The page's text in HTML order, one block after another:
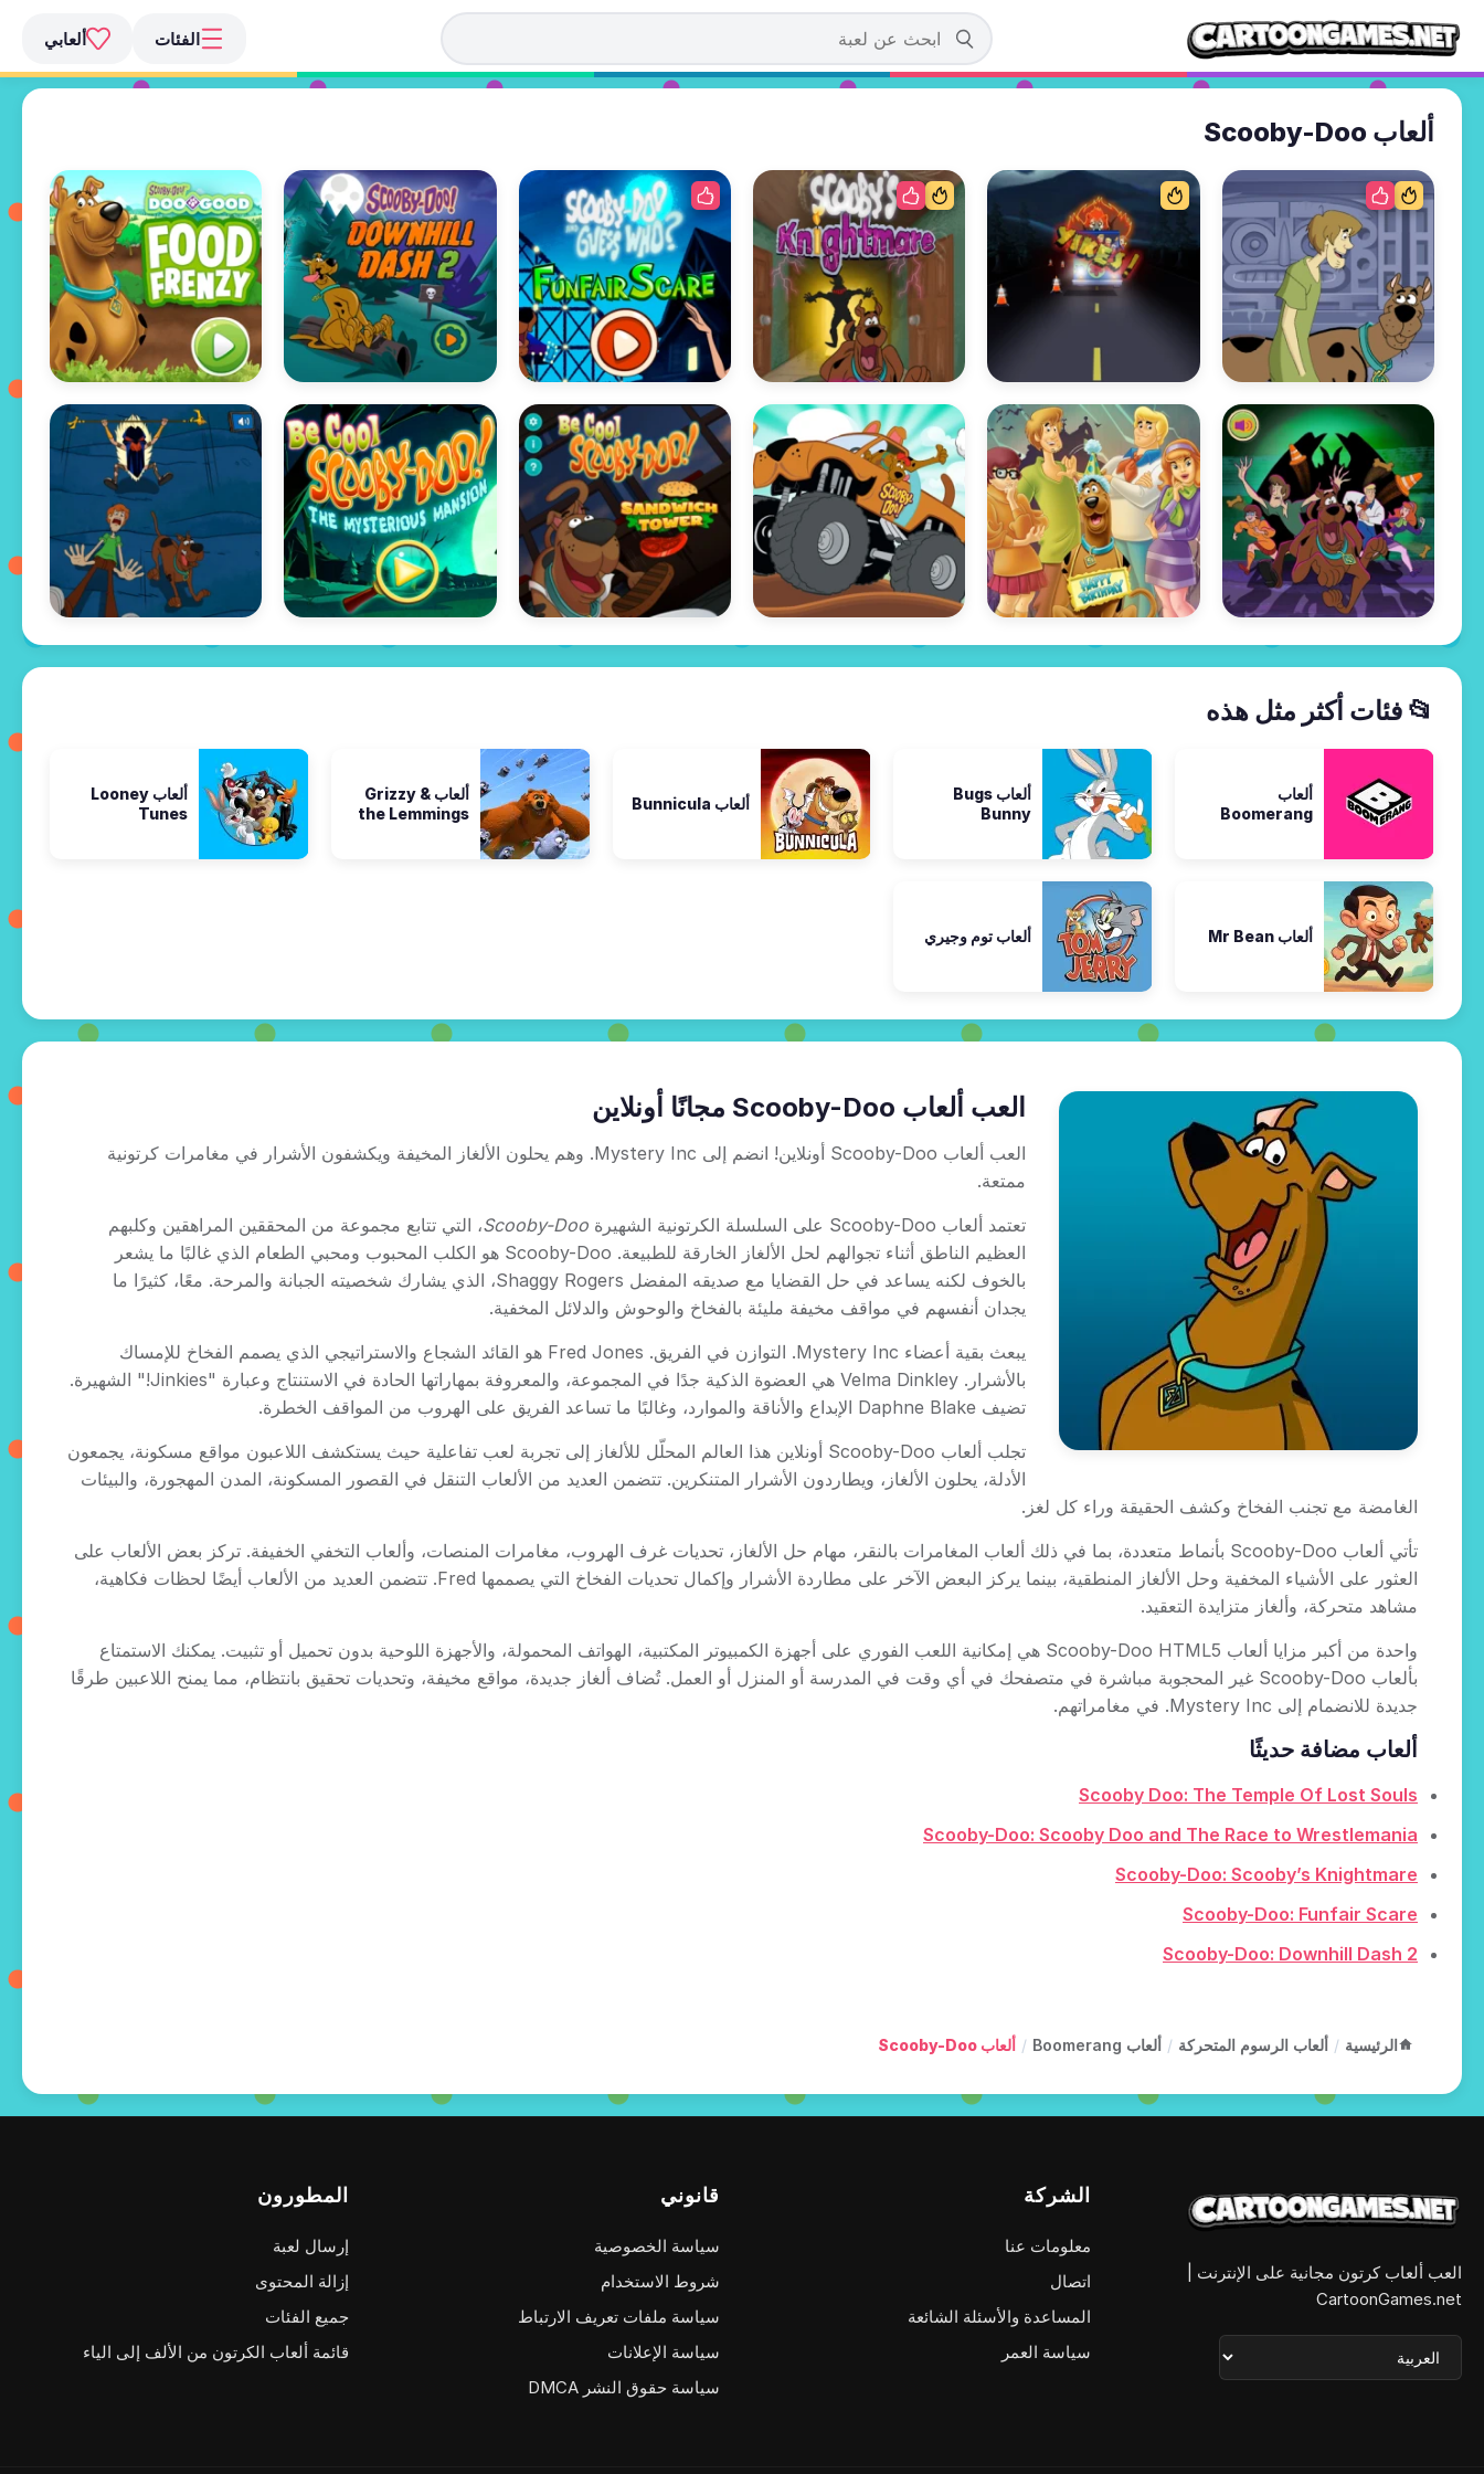
الفئات ألعابي
ألعاب Scooby-Doo
📂 فئات أكثر مثل هذه
ألعاب
Boomerang
ألعاب Bugs
Bunny
ألعاب Bunnicula
ألعاب Grizzy &
the Lemmings
ألعاب Looney
Tunes
ألعاب Mr Bean ألعاب توم وجيري
العب ألعاب Scooby-Doo مجانًا أونلاين
العب ألعاب Scooby-Doo أونلاين! انضم إلى Mystery Inc. وهم يحلون الألغاز المخيفة ويكشفون الأشرار في مغامرات كرتونية
ممتعة.
تعتمد ألعاب Scooby-Doo على السلسلة الكرتونية الشهيرة
Scooby-Doo، التي تتابع مجموعة من المحققين المراهقين وكلبهم
العظيم الناطق أثناء تجوالهم لحل الألغاز الخارقة للطبيعة. Scooby-Doo هو الكلب المحبوب ومحبي الطعام الذي غالبًا ما يشعر
بالخوف لكنه يساعد في حل القضايا مع صديقه المفضل Shaggy Rogers، الذي يشارك شخصيته الجبانة والمرحة. معًا، كثيرًا ما
يجدان أنفسهم في مواقف مخيفة مليئة بالفخاخ والوحوش والدلائل المخفية.
يبعث بقية أعضاء Mystery Inc. التوازن في الفريق. Fred Jones هو القائد الشجاع والاستراتيجي الذي يصمم الفخاخ للإمساك
بالأشرار. Velma Dinkley هي العضوة الذكية جدًا في المجموعة، والمعروفة بمهاراتها الحادة في الاستنتاج وعبارة "Jinkies!" الشهيرة.
تضيف Daphne Blake الإبداع والأناقة والموارد، وغالبًا ما تساعد الفريق على الهروب من المواقف الخطرة.
تجلب ألعاب Scooby-Doo أونلاين هذا العالم المحلّل للألغاز إلى تجربة لعب تفاعلية حيث يستكشف اللاعبون مواقع مسكونة، يجمعون
الأدلة، يحلون الألغاز، ويطاردون الأشرار المتنكرين. تتضمن العديد من الألعاب التنقل في القصور المسكونة، المدن المهجورة، والبيئات
الغامضة مع تجنب الفخاخ وكشف الحقيقة وراء كل لغز.
تأتي ألعاب Scooby-Doo بأنماط متعددة، بما في ذلك ألعاب المغامرات بالنقر، مهام حل الألغاز، تحديات غرف الهروب، مغامرات المنصات، وألعاب التخفي الخفيفة. تركز بعض الألعاب على
العثور على الأشياء المخفية وحل الألغاز المنطقية، بينما يركز البعض الآخر على مطاردة الأشرار وإكمال تحديات الفخاخ التي يصممها Fred. تتضمن العديد من الألعاب أيضًا لحظات فكاهية،
مشاهد متحركة، وألغاز متزايدة التعقيد.
واحدة من أكبر مزايا ألعاب Scooby-Doo HTML5 هي إمكانية اللعب الفوري على أجهزة الكمبيوتر المكتبية، الهواتف المحمولة، والأجهزة اللوحية بدون تحميل أو تثبيت. يمكنك الاستمتاع
بألعاب Scooby-Doo غير المحجوبة مباشرة في متصفحك في أي وقت في المدرسة أو المنزل أو العمل. تُضاف ألغاز جديدة، مواقع مخيفة، وتحديات تحقيق بانتظام، مما يمنح اللاعبين طرقًا
جديدة للانضمام إلى Mystery Inc. في مغامراتهم.
ألعاب مضافة حديثًا
Scooby Doo: The Temple Of Lost Souls
Scooby-Doo: Scooby Doo and The Race to Wrestlemania
Scooby-Doo: Scooby’s Knightmare
Scooby-Doo: Funfair Scare
Scooby-Doo: Downhill Dash 2
الرئيسية / ألعاب الرسوم المتحركة / ألعاب Boomerang / ألعاب Scooby-Doo
العب ألعاب كرتون مجانية على الإنترنت |
CartoonGames.net
الشركة
معلومات عنا
اتصال
المساعدة والأسئلة الشائعة
سياسة العمر
قانوني
سياسة الخصوصية
شروط الاستخدام
سياسة ملفات تعريف الارتباط
سياسة الإعلانات
سياسة حقوق النشر DMCA
المطورون
إرسال لعبة
إزالة المحتوى
جميع الفئات
قائمة ألعاب الكرتون من الألف إلى الياء